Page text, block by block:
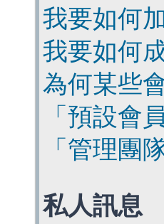
我要如何
我要如何
為何某些
「預設會
「管理團
私人訊息